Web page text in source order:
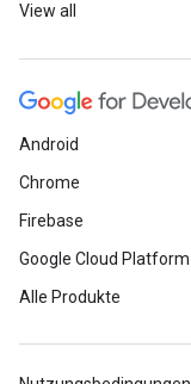
View all
Android
Chrome
Firebase
Google Cloud Platform
Alle Produkte